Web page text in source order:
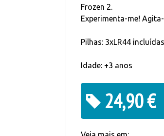
Frozen 2.
Experimenta-me!
Pilhas: 3xLR44 incluídas
Idade: +3 anos
24,90 €